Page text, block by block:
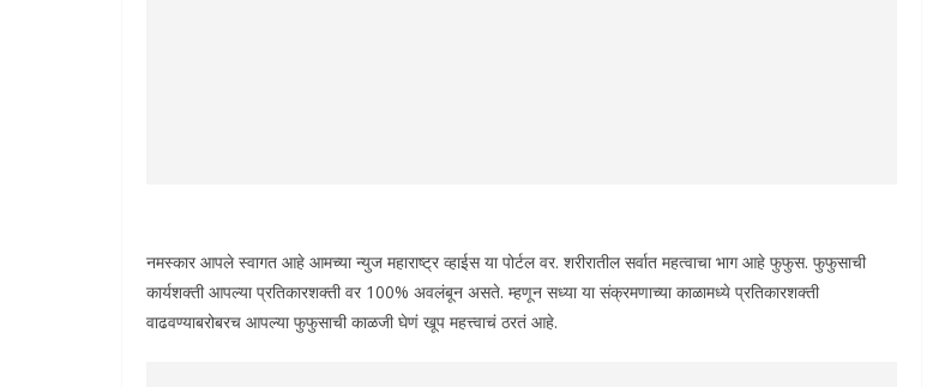
नमस्कार आपले स्वागत आहे आमच्या न्युज महाराष्ट्र व्हाईस या पोर्टल वर. शरीरातील सर्वात महत्वाचा भाग आहे फुफुस. फुफुसाची
कार्यशक्ती आपल्या प्रतिकारशक्ती वर 100% अवलंबून असते. म्हणून सध्या या संक्रमणाच्या काळामध्ये प्रतिकारशक्ती
वाढवण्याबरोबरच आपल्या फुफुसाची काळजी घेणं खूप महत्त्वाचं ठरतं आहे.